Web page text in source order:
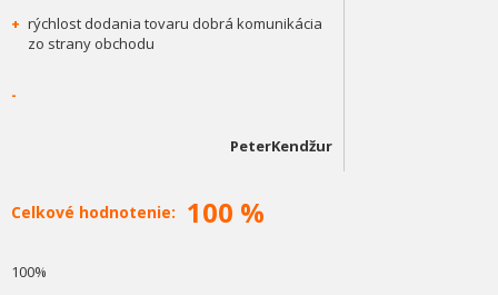
+ rýchlost dodania tovaru dobrá komunikácia
zo strany obchodu
-
PeterKendžur
Celkové hodnotenie: 100 %
100%